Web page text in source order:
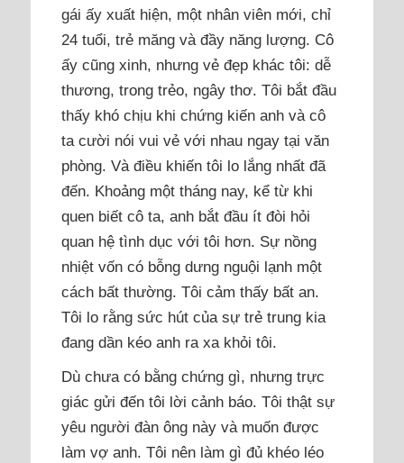
gái ấy xuất hiện, một nhân viên mới, chỉ
24 tuổi, trẻ măng và đầy năng lượng. Cô
ấy cũng xinh, nhưng vẻ đẹp khác tôi: dễ
thương, trong trẻo, ngây thơ. Tôi bắt đầu
thấy khó chịu khi chứng kiến anh và cô
ta cười nói vui vẻ với nhau ngay tại văn
phòng. Và điều khiến tôi lo lắng nhất đã
đến. Khoảng một tháng nay, kể từ khi
quen biết cô ta, anh bắt đầu ít đòi hỏi
quan hệ tình dục với tôi hơn. Sự nồng
nhiệt vốn có bỗng dưng nguội lạnh một
cách bất thường. Tôi cảm thấy bất an.
Tôi lo rằng sức hút của sự trẻ trung kia
đang dần kéo anh ra xa khỏi tôi.
Dù chưa có bằng chứng gì, nhưng trực
giác gửi đến tôi lời cảnh báo. Tôi thật sự
yêu người đàn ông này và muốn được
làm vợ anh. Tôi nên làm gì đủ khéo léo